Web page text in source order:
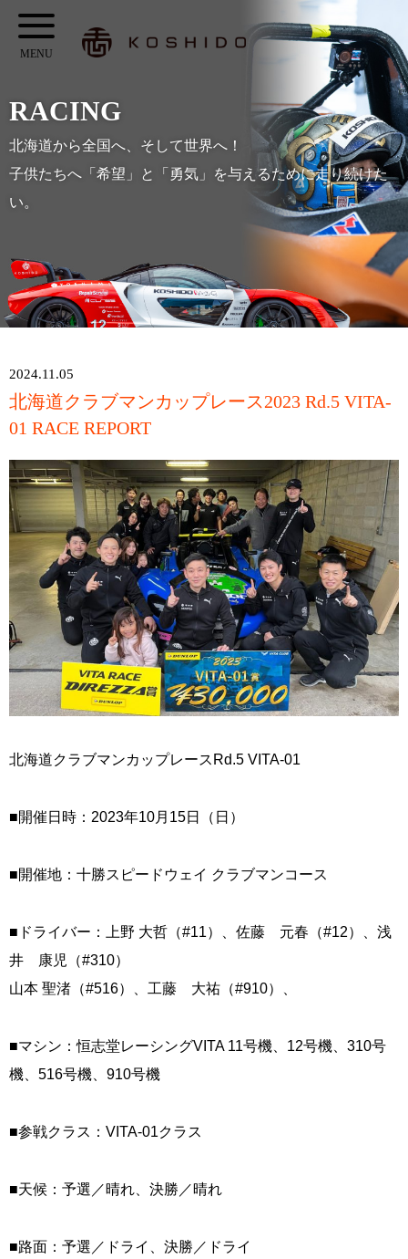
テ
ツ
ス
キ
ッ
KOSHIDO
メ
ュ
ー
RACING
北海道から全国へ、そして世界へ！
子供たちへ「希望」と「勇気」を与えるために走り続けた
い。
2024.11.05
北海道クラブマンカップレース2023 Rd.5 VITA-
01 RACE REPORT
北海道クラブマンカップレースRd.5 VITA-01
■開催日時：2023年10月15日（日）
■開催地：十勝スピードウェイ クラブマンコース
■ドライバー：上野 大哲（#11）、佐藤 元春（#12）、浅
井 康児（#310）
山本 聖渚（#516）、工藤 大祐（#910）、
■マシン：恒志堂レーシングVITA 11号機、12号機、310号
機、516号機、910号機
■参戦クラス：VITA-01クラス
■天候：予選／晴れ、決勝／晴れ
■路面：予選／ドライ、決勝／ドライ